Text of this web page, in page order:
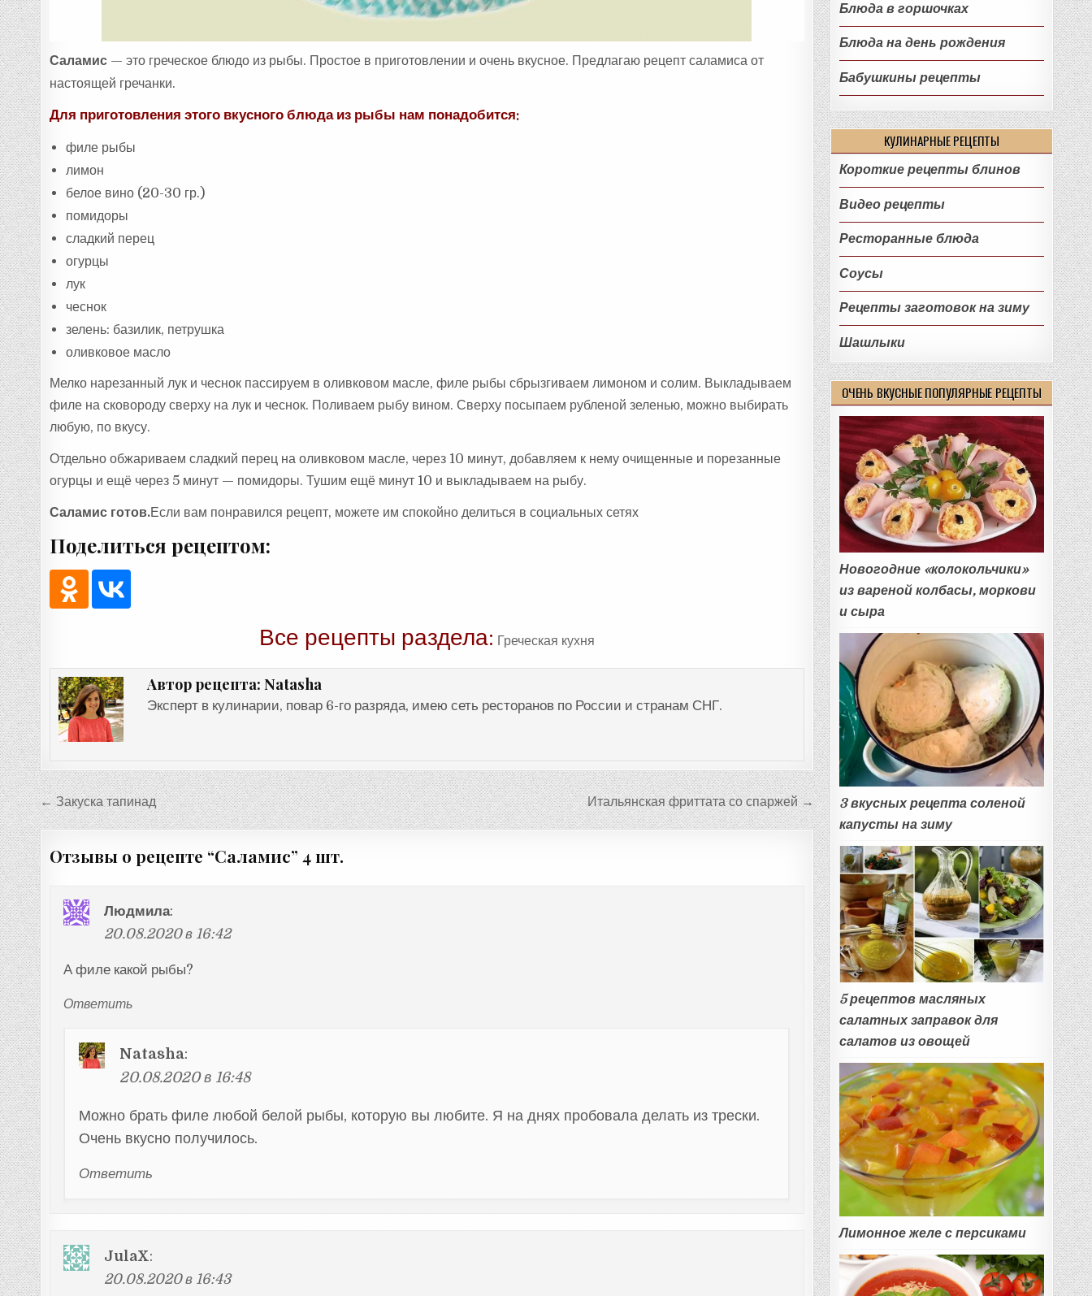
Саламис — это греческое блюдо из рыбы. Простое в приготовлении и очень вкусное. Предлагаю рецепт саламиса от
настоящей гречанки.
Для приготовления этого вкусного блюда из рыбы нам понадобится:
филе рыбы
лимон
белое вино (20-30 гр.)
помидоры
сладкий перец
огурцы
лук
чеснок
зелень: базилик, петрушка
оливковое масло
Мелко нарезанный лук и чеснок пассируем в оливковом масле, филе рыбы сбрызгиваем лимоном и солим. Выкладываем
филе на сковороду сверху на лук и чеснок. Поливаем рыбу вином. Сверху посыпаем рубленой зеленью, можно выбирать
любую, по вкусу.
Отдельно обжариваем сладкий перец на оливковом масле, через 10 минут, добавляем к нему очищенные и порезанные
огурцы и ещё через 5 минут — помидоры. Тушим ещё минут 10 и выкладываем на рыбу.
Саламис готов.Если вам понравился рецепт, можете им спокойно делиться в социальных сетях
Поделиться рецептом:
Все рецепты раздела: Греческая кухня
Автор рецепта: Natasha
Эксперт в кулинарии, повар 6-го разряда, имею сеть ресторанов по России и странам СНГ.
Навигация
по
записям
← Закуска тапинад Итальянская фриттата со спаржей →
Отзывы о рецепте “Саламис” 4 шт.
Людмила:
20.08.2020 в 16:42
А филе какой рыбы?
Ответить
Natasha:
20.08.2020 в 16:48
Можно брать филе любой белой рыбы, которую вы любите. Я на днях пробовала делать из трески.
Очень вкусно получилось.
Ответить
JulaX:
20.08.2020 в 16:43
Блюда в горшочках
Блюда на день рождения
Бабушкины рецепты
КУЛИНАРНЫЕ РЕЦЕПТЫ
Короткие рецепты блинов
Видео рецепты
Ресторанные блюда
Соусы
Рецепты заготовок на зиму
Шашлыки
ОЧЕНЬ ВКУСНЫЕ ПОПУЛЯРНЫЕ РЕЦЕПТЫ
Новогодние «колокольчики»
из вареной колбасы, моркови
и сыра
3 вкусных рецепта соленой
капусты на зиму
5 рецептов масляных
салатных заправок для
салатов из овощей
Лимонное желе с персиками